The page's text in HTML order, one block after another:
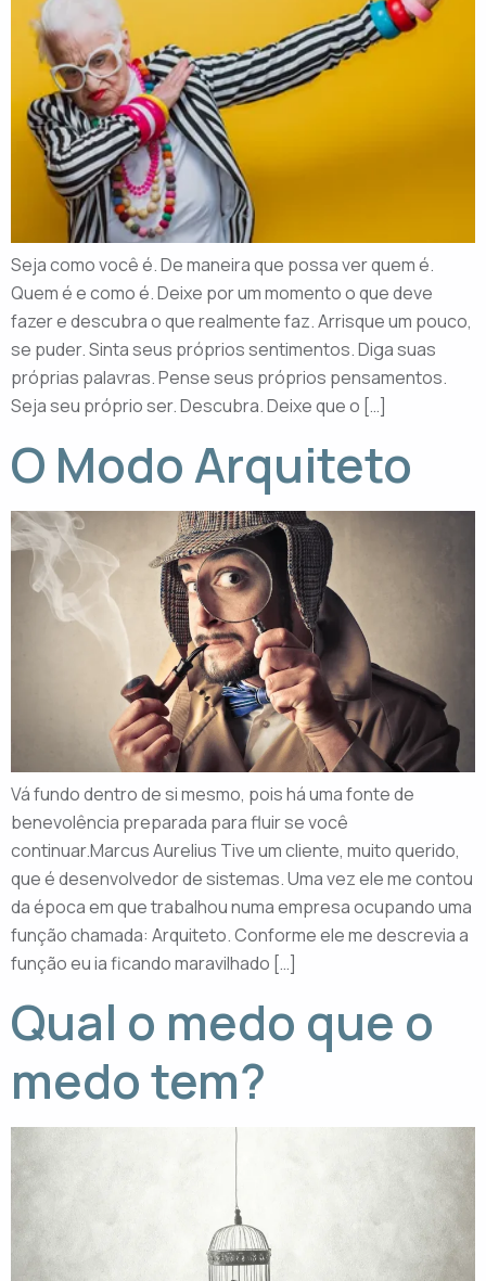
Seja como você é. De maneira que possa ver quem é.
Quem é e como é. Deixe por um momento o que deve
fazer e descubra o que realmente faz. Arrisque um pouco,
se puder. Sinta seus próprios sentimentos. Diga suas
próprias palavras. Pense seus próprios pensamentos.
Seja seu próprio ser. Descubra. Deixe que o […]
O Modo Arquiteto
Vá fundo dentro de si mesmo, pois há uma fonte de
benevolência preparada para fluir se você
continuar.Marcus Aurelius Tive um cliente, muito querido,
que é desenvolvedor de sistemas. Uma vez ele me contou
da época em que trabalhou numa empresa ocupando uma
função chamada: Arquiteto. Conforme ele me descrevia a
função eu ia ficando maravilhado […]
Qual o medo que o
medo tem?